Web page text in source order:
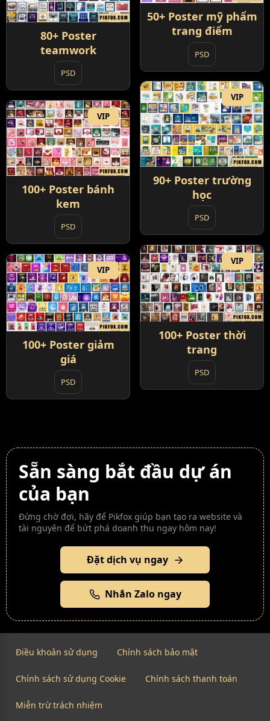
50+ Poster mỹ phẩm
trang điểm
PSD
80+ Poster
teamwork
PSD
VIP
90+ Poster trường
học
PSD
VIP
100+ Poster bánh
kem
PSD
VIP
100+ Poster thời
trang
PSD
VIP
100+ Poster giảm
giá
PSD
Sẵn sàng bắt đầu dự án
của bạn
Đừng chờ đợi, hãy để Pikfox giúp bạn tạo ra website và
tài nguyên để bứt phá doanh thu ngay hôm nay!
Đặt dịch vụ ngay
Nhắn Zalo ngay
Điều khoản sử dụng Chính sách bảo mật
Chính sách sử dụng Cookie Chính sách thanh toán
Miễn trừ trách nhiệm